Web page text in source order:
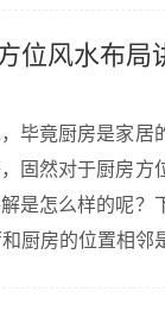
位风水布局
毕竟厨房是家
固然对于厨房
是怎么样的呢
厨房的位置相